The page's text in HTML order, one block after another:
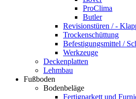
ProClima
Butler
Revisionstüren / -
Trockenschüttung
Befestigungsmittel /
Werkzeuge
Deckenplatten
Lehmbau
Fußboden
Bodenbeläge
Fertigparkett und